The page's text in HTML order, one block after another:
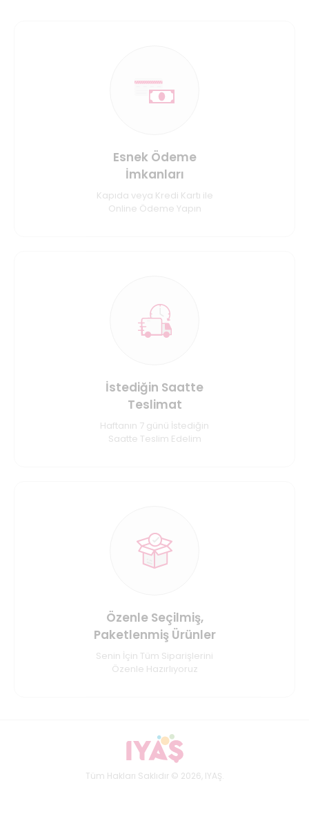
Esnek Ödeme
İmkanları
Kapıda veya Kredi Kartı ile
Online Ödeme Yapın
İstediğin Saatte
Teslimat
Haftanın 7 günü İstediğin
Saatte Teslim Edelim
Özenle Seçilmiş,
Paketlenmiş Ürünler
Senin İçin Tüm Siparişlerini
Özenle Hazırlıyoruz
Tüm Hakları Saklıdır © 2026, IYAŞ.